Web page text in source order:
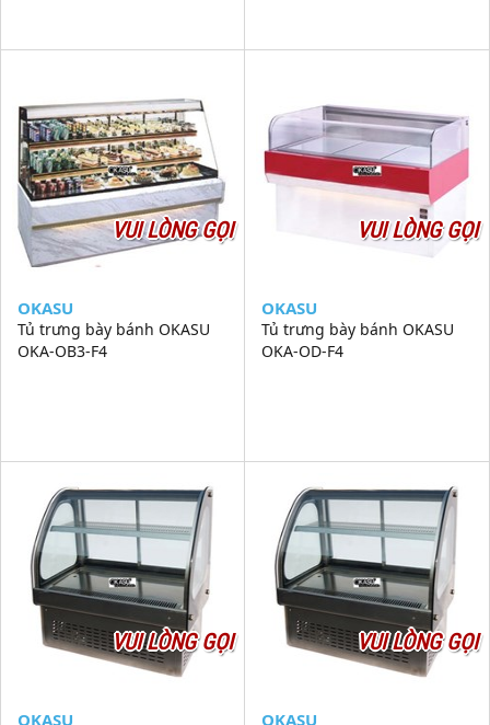
VUI LÒNG GỌI
OKASU
Tủ trưng bày bánh OKASU
OKA-OB3-F4
VUI LÒNG GỌI
OKASU
Tủ trưng bày bánh OKASU
OKA-OD-F4
VUI LÒNG GỌI
OKASU
VUI LÒNG GỌI
OKASU